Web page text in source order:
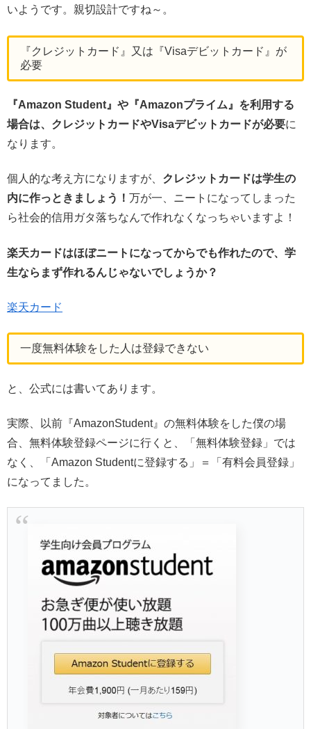
いようです。親切設計ですね～。
『クレジットカード』又は『Visaデビットカード』が
必要
『Amazon Student』や『Amazonプライム』を利用する
場合は、クレジットカードやVisaデビットカードが必要に
なります。
個人的な考え方になりますが、 クレジットカードは学生の
内に作っときましょう！ 万が一、ニートになってしまった
ら社会的信用ガタ落ちなんで作れなくなっちゃいますよ！
楽天カードはほぼニートになってからでも作れたので、学
生ならまず作れるんじゃないでしょうか？
楽天カード
一度無料体験をした人は登録できない
と、公式には書いてあります。
実際、以前『AmazonStudent』の無料体験をした僕の場
合、無料体験登録ページに行くと、「無料体験登録」では
なく、「Amazon Studentに登録する」＝「有料会員登録」
になってました。